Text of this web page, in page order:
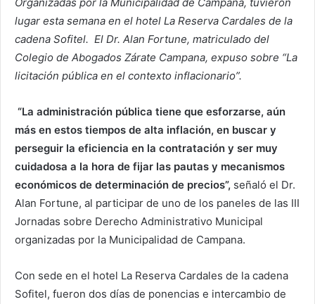
Organizadas por la Municipalidad de Campana, tuvieron
lugar esta semana en el hotel La Reserva Cardales de la
cadena Sofitel. El Dr. Alan Fortune, matriculado del
Colegio de Abogados Zárate Campana, expuso sobre “La
licitación pública en el contexto inflacionario”.
“La administración pública tiene que esforzarse, aún
más en estos tiempos de alta inflación, en buscar y
perseguir la eficiencia en la contratación y ser muy
cuidadosa a la hora de fijar las pautas y mecanismos
económicos de determinación de precios”, señaló el Dr.
Alan Fortune, al participar de uno de los paneles de las III
Jornadas sobre Derecho Administrativo Municipal
organizadas por la Municipalidad de Campana.
Con sede en el hotel La Reserva Cardales de la cadena
Sofitel, fueron dos días de ponencias e intercambio de